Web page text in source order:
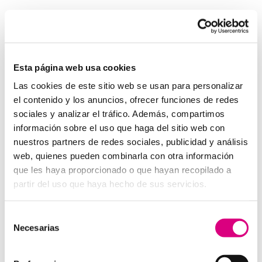
Esta página web usa cookies
Las cookies de este sitio web se usan para personalizar
el contenido y los anuncios, ofrecer funciones de redes
sociales y analizar el tráfico. Además, compartimos
información sobre el uso que haga del sitio web con
nuestros partners de redes sociales, publicidad y análisis
web, quienes pueden combinarla con otra información
que les haya proporcionado o que hayan recopilado a
partir del uso que haya hecho de sus servicios.
Necesarias
tan importante como asegurar una buena red eléctrica.
Losinterfonos IP para aerogeneradoresson una
System Network, tu operadora de telefonía
virtual en España
DesdeTelefonía Virtual Network, te invitamos a
que nos permitas estudiar tu caso particular. Aunque si
lo prefieres, puedes enviarnos un correo electrónico a
virtual@networkes.como llamarnos al900 800 806.
Tenemos más de 15 años de experiencia en
instalación de sistemas de telefonía virtual. Gracias a
su rápida integración, permite gran flexibilidad en el
virtual de centrales telefónicas virtuales dimensionadas
a las necesidades de cada cliente.